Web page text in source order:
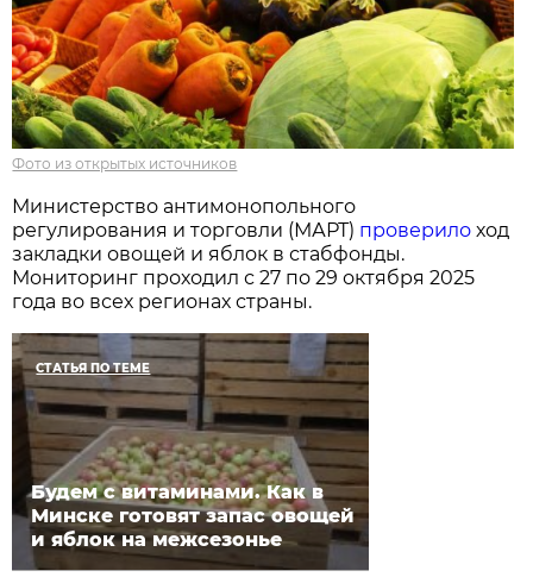
Фото из открытых источников
Министерство антимонопольного
регулирования и торговли (МАРТ) проверило ход
закладки овощей и яблок в стабфонды.
Мониторинг проходил с 27 по 29 октября 2025
года во всех регионах страны.
СТАТЬЯ ПО ТЕМЕ
Будем с витаминами. Как в
Минске готовят запас овощей
и яблок на межсезонье